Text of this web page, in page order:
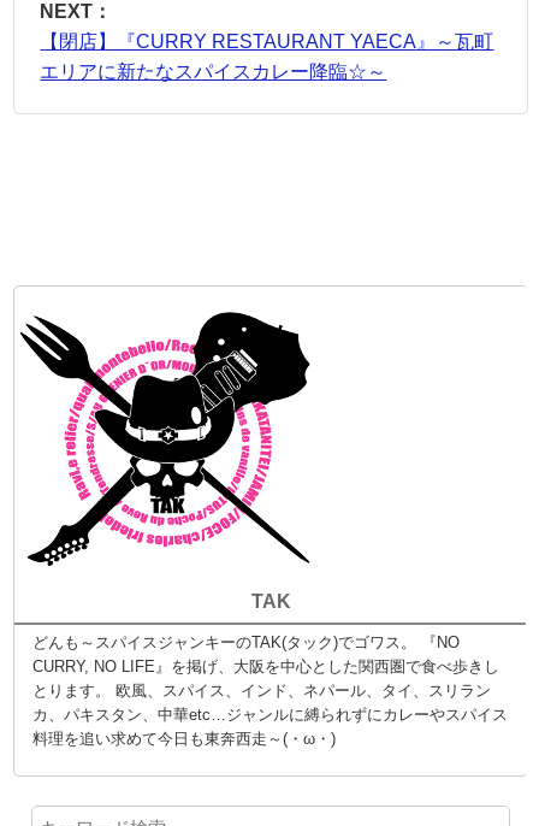
NEXT：
【閉店】『CURRY RESTAURANT YAECA』～瓦町
エリアに新たなスパイスカレー降臨☆～
TAK
どんも～スパイスジャンキーのTAK(タック)でゴワス。 『NO
CURRY, NO LIFE』を掲げ、大阪を中心とした関西圏で食べ歩きし
とります。 欧風、スパイス、インド、ネパール、タイ、スリラン
カ、パキスタン、中華etc…ジャンルに縛られずにカレーやスパイス
料理を追い求めて今日も東奔西走～(・ω・)